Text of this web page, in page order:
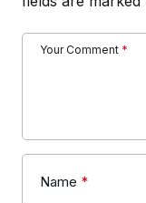
Your Comment *
Name *